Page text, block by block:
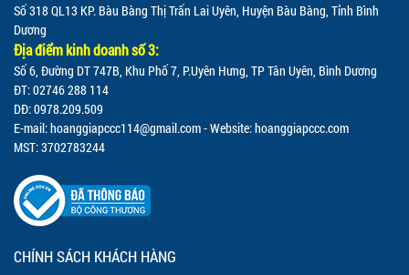
Số 318 QL13 KP. Bàu Bàng Thị Trấn Lai Uyên, Huyện Bàu Bàng, Tỉnh Bình
Dương
Địa điểm kinh doanh số 3:
Số 6, Đường DT 747B, Khu Phố 7, P.Uyên Hưng, TP Tân Uyên, Bình Dương
ĐT: 02746 288 114
DĐ: 0978.209.509
E-mail:hoanggiapccc114@gmail.com- Website: hoanggiapccc.com
MST: 3702783244
CHÍNH SÁCH KHÁCH HÀNG